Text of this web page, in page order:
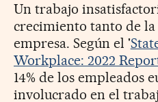
Un trabajo
crecimiento tanto de la
empresa. Según el '
Workplace: 2022
14% de los empleados
involucrado en el